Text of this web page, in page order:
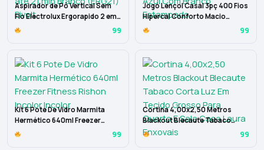
Aspirador de Pó Vertical Sem
Fio Electrolux Ergorapido 2 em 1
Cyclone até 21 min Branco
99
Jogo Lençol Casal 3pç 400 Fios
Hipercal Conforto Macio
Florido Azul Com Branco
99
Kit 6 Pote De Vidro Marmita
Hermético 640ml Freezer
Fitness Rishon Incolor Incolor99
Cortina 4,00x2,50 Metros
Blackout Blecaute Tabaco
Corta Luz Em Tecido Grosso
99